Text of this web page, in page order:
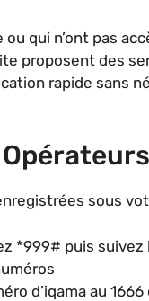
qui n’ont pas
proposent des
rapide sans
sous
*999# puis
d’iqama au